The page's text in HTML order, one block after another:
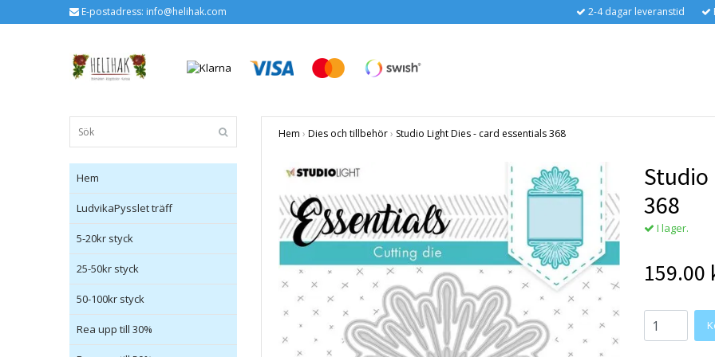
E-postadress: info@helihak.com 2-4 dagar leveranstid
Hem
LudvikaPysslet träff
5-20kr styck
25-50kr styck
50-100kr styck
Rea upp till 30%
Hem › Dies och tillbehör› Studio Light Dies - card essentials 368
Studio
368
I lager.
159.00